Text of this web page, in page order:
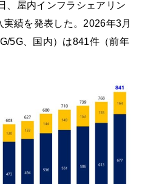
、屋内インフラシェアリン
績を発表した。2026年3月
5G、国内）は841件（前年